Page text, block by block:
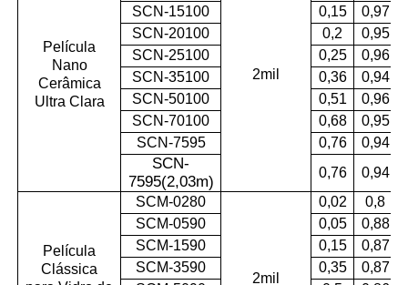
Película
Nano
Cerâmica
Ultra Clara
2mil
SCN-15100
0,15
0,97
SCN-20100
0,2
0,95
SCN-25100
0,25
0,96
SCN-35100
0,36
0,94
SCN-50100
0,51
0,96
SCN-70100
0,68
0,95
SCN-7595
0,76 0,94
SCN-
7595(2,03m)
0,76 0,94
Película
Clássica
SCM-0280
2mil
0,02 0,8
SCM-0590 0,05
0,88
SCM-1590
0,15
0,87
SCM-3590
0,35
0,87